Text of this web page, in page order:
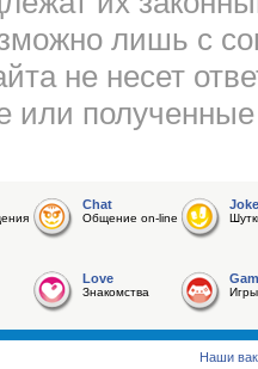
лишь с
не несет
или
Chat
Общение on-line
Joke
Love
Знакомства Игры
Наши